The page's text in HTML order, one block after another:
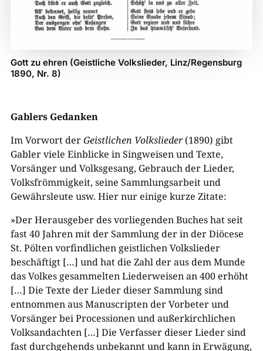
Gott zu ehren (Geistliche Volkslieder, Linz/Regensburg
1890, Nr. 8)
Gablers Gedanken
Im Vorwort derGeistlichen Volkslieder(1890) gibt
Gabler viele Einblicke in Singweisen und Texte,
Vorsänger und Volksgesang, Gebrauch der Lieder,
Volksfrömmigkeit, seine Sammlungsarbeit und
Gewährsleute usw. Hier nur einige kurze Zitate:
»Der Herausgeber des vorliegenden Buches hat seit
fast 40 Jahren mit der Sammlung der in der Diöcese
St. Pölten vorfindlichen geistlichen Volkslieder
beschäftigt […] und hat die Zahl der aus dem Munde
das Volkes gesammelten Liederweisen an 400 erhöht
[…] Die Texte der Lieder dieser Sammlung sind
entnommen aus Manuscripten der Vorbeter und
Vorsänger bei Processionen und außerkirchlichen
Volksandachten […] Die Verfasser dieser Lieder sind
fast durchgehends unbekannt und kann in Erwägung,